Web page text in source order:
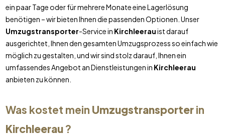
ein paar Tage oder für mehrere Monate eine Lagerlösung
benötigen – wir bieten Ihnen die passenden Optionen. Unser
Umzugstransporter-Service in Kirchleerauist darauf
ausgerichtet, Ihnen den gesamten Umzugsprozess so einfach wie
möglich zu gestalten, und wir sind stolz darauf, Ihnen ein
umfassendes Angebot an Dienstleistungen in Kirchleerau
anbieten zu können.
Was kostet mein Umzugstransporterin
Kirchleerau?